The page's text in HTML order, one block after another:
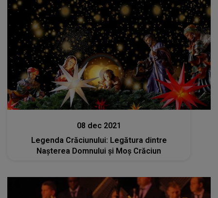
Stiri
08 dec 2021
Legenda Crăciunului: Legătura dintre
Naşterea Domnului şi Moş Crăciun